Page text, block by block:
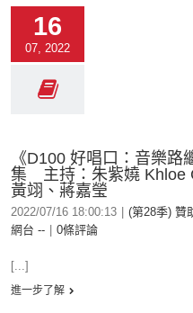
16
07, 2022
《D100 好唱口：音樂
集 主持：朱紫嬈 Khloe
黃翊、蔣嘉瑩
2022/07/16 18:00:13 (第28季) 贊
網台 --
0條評論
[...]
進一步了解